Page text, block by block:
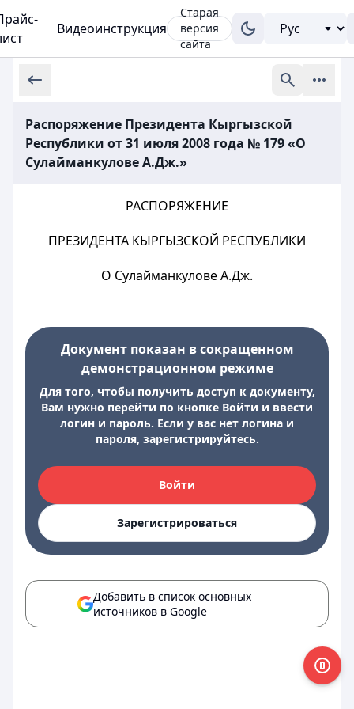
Видеоинструкция
Старая
версия
сайта
Распоряжение Президента Кыргызской
Республики от 31 июля 2008 года № 179 «О
Сулайманкулове А.Дж.»
РАСПОРЯЖЕНИЕ
ПРЕЗИДЕНТА КЫРГЫЗСКОЙ РЕСПУБЛИКИ
О Сулайманкулове А.Дж.
Документ показан в сокращенном
демонстрационном режиме
Для того, чтобы получить доступ к документу,
Вам нужно перейти по кнопке Войти и ввести
логин и пароль. Если у вас нет логина и
пароля, зарегистрируйтесь.
Войти
Зарегистрироваться
Добавить в список основных
источников в Google